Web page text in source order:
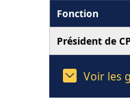
Fonction
Président de
Voir les